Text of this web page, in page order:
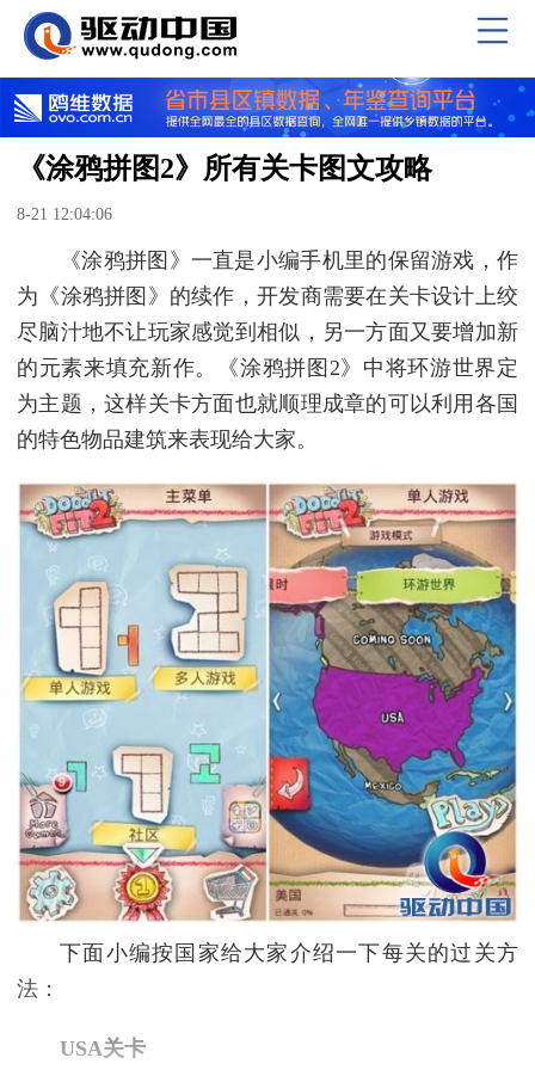
《涂鸦拼图2》所有关卡图文攻略
8-21 12:04:06
《涂鸦拼图》一直是小编手机里的保留游戏，作
为《涂鸦拼图》的续作，开发商需要在关卡设计上绞
尽脑汁地不让玩家感觉到相似，另一方面又要增加新
的元素来填充新作。《涂鸦拼图2》中将环游世界定
为主题，这样关卡方面也就顺理成章的可以利用各国
的特色物品建筑来表现给大家。
下面小编按国家给大家介绍一下每关的过关方
法：
USA关卡